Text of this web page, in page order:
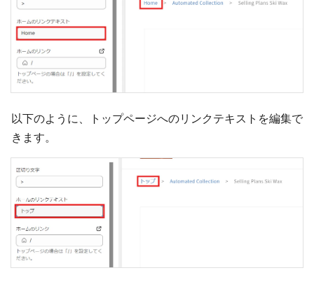
以下のように、トップページへのリンクテキストを編集で
きます。